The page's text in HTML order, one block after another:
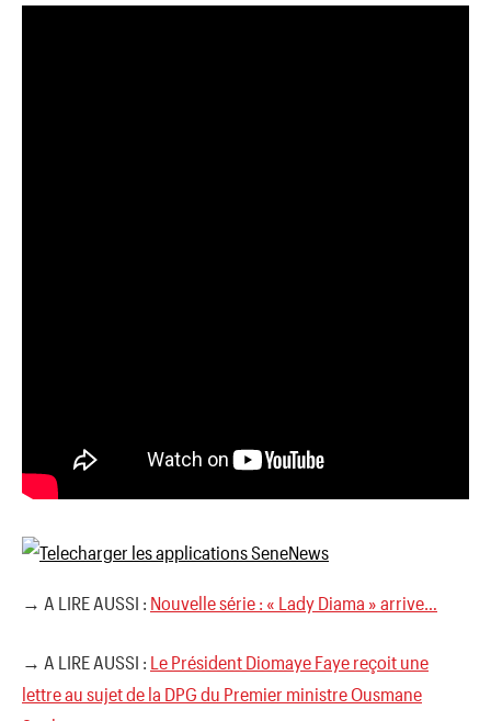
→ A LIRE AUSSI : Nouvelle série : « Lady Diama » arrive…
→ A LIRE AUSSI : Le Président Diomaye Faye reçoit une
lettre au sujet de la DPG du Premier ministre Ousmane